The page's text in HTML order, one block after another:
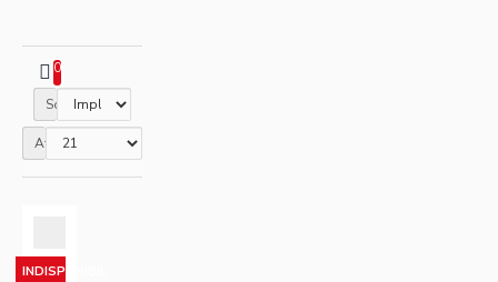
producatori
0
Sortare
Afisare
INDISPONIBIL